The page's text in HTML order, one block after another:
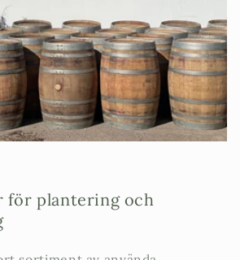
för plantering och